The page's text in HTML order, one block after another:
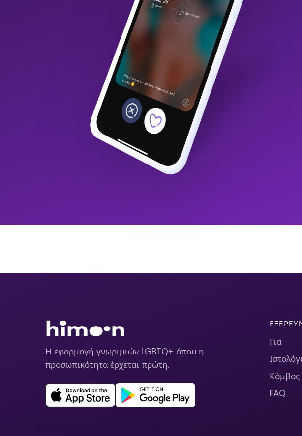
Η εφαρμογή γνωριμιών LGBTQ+ όπου η
προσωπικότητα έρχεται πρώτη.
Για
FAQ